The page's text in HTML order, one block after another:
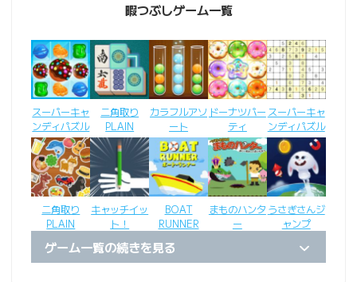
暇つぶしゲーム一覧
スーパーキャ
ンディパズル
二角取り
PLAIN
カラフルアソ
ート
ドーナツパー
ティ
スーパーキャ
ンディパズル
二角取り
PLAIN
キャッチイッ
ト！
BOAT
RUNNER
まものハンタ
ー
うさぎさんジ
ャンプ
ゲーム一覧の続きを見る